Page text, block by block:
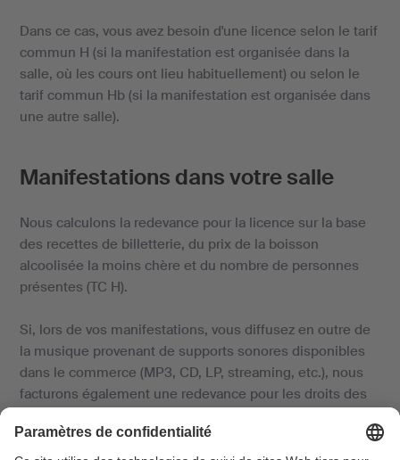
Dans ce cas, vous avez besoin d'une licence selon le tarif
commun H (si la manifestation est organisée dans la
salle, où les cours ont lieu habituellement) ou selon le
tarif commun Hb (si la manifestation est organisée dans
une autre salle).
Manifestations dans votre salle
Nous calculons la redevance pour la licence sur la base
des recettes de billetterie, du prix de la boisson
alcoolisée la moins chère et du nombre de personnes
présentes (TC H).
Si, lors de vos manifestations, vous diffusez en outre de
la musique provenant de supports sonores disponibles
dans le commerce (MP3, CD, LP, streaming, etc.), nous
facturons également une redevance pour les droits des